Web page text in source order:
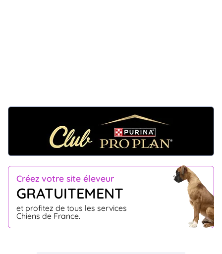
Créez votre site éleveur
GRATUITEMENT
et profitez de tous les services
Chiens de France.